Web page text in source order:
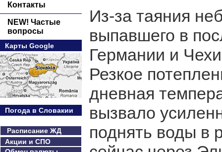
Контакты
NEW! Частые
вопросы
Карты Google
Погода в Словакии
Расписание ЖД
Акции и СПО
Из-за таяния
выпавшего в
Германии и
Резкое
дневная
вызвало
поднять воды в